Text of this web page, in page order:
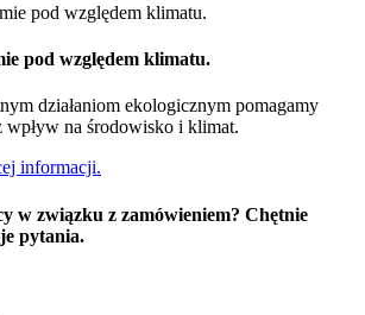
pod względem klimatu.
działaniom ekologicznym pomagamy
wpływ na środowisko i klimat.
informacji.
w związku z zamówieniem? Chętnie
pytania.